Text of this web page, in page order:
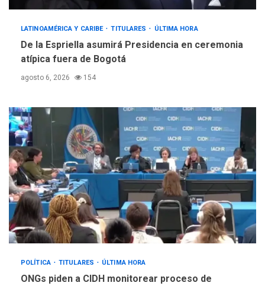
LATINOAMÉRICA Y CARIBE TITULARES ÚLTIMA HORA
De la Espriella asumirá Presidencia en ceremonia
atípica fuera de Bogotá
agosto 6, 2026 154
POLÍTICA TITULARES ÚLTIMA HORA
ONGs piden a CIDH monitorear proceso de